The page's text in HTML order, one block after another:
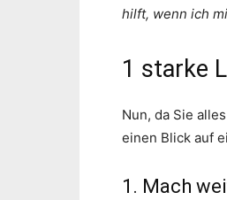
hilft, wenn ich
1 starke
Nun, da Sie
einen Blick auf
1. Mach